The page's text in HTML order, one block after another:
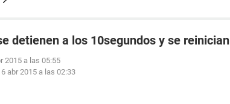
detienen a los 10segundos y se reinician
2015 a las 05:55
abr 2015 a las 02:33